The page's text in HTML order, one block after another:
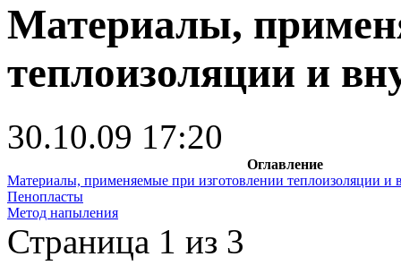
Материалы,
теплоизоляции и
30.10.09 17:20
Оглавление
Материалы, применяемые при изготовлении теплоизоляции и
Пенопласты
Метод напыления
Страница 1 из 3